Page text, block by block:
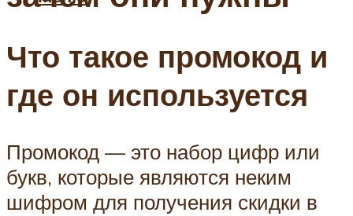
Что такое промокод и
где он используется
Промокод — это набор цифр или
букв, которые являются неким
шифром для получения скидки в